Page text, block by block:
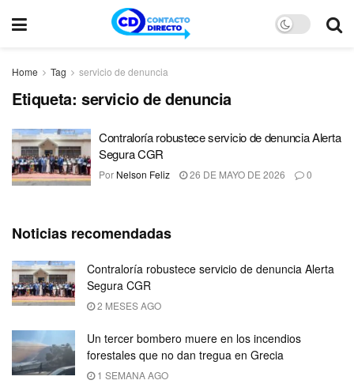
Home Tag servicio de denuncia
Etiqueta: servicio de denuncia
Contraloría robustece servicio de denuncia Alerta
Segura CGR
Por Nelson Feliz 26 DE MAYO DE 2026 0
Noticias recomendadas
Contraloría robustece servicio de denuncia Alerta
Segura CGR
2 MESES AGO
Un tercer bombero muere en los incendios
forestales que no dan tregua en Grecia
1 SEMANA AGO